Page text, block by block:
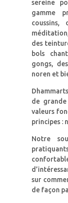
sereine
gamme
des
bols
gongs,
noren et
de
valeurs
principes :
Notre
sur
de façon